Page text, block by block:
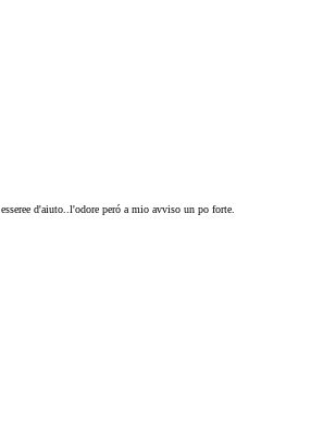
d'aiuto..l'odore peró a mio avviso un po forte.